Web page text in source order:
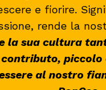
e fiorire.
rende la
la sua cultura
al nostro